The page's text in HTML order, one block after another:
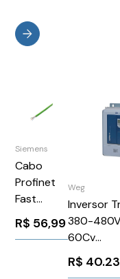
Siemens
Cabo
Profinet
Fast
Ethernet
Fetoon
R$ 56,99
Weg
Inversor
380-
60Cv
WEG Weg
R$